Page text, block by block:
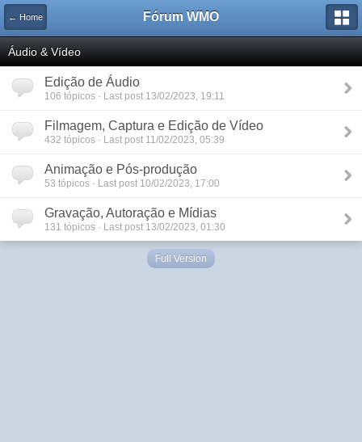
← Home Fórum WMO
Áudio & Vídeo
Edição de Áudio
106 tópicos · Last post 13/02/2023, 19:11
Filmagem, Captura e Edição de Vídeo
432 tópicos · Last post 11/02/2023, 05:39
Animação e Pós-produção
53 tópicos · Last post 10/02/2023, 17:00
Gravação, Autoração e Mídias
131 tópicos · Last post 13/02/2023, 01:30
Full Version